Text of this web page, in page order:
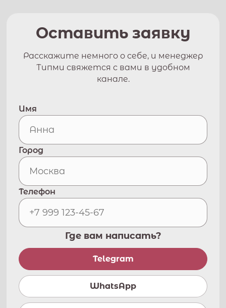
Оставить заявку
Расскажите немного о себе, и менеджер
Типми свяжется с вами в удобном
канале.
Имя
Город
Телефон
Где вам написать?
Telegram
WhatsApp